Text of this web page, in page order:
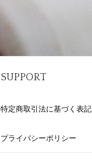
SUPPORT
特定商取引法に基づく表記
プライバシーポリシー